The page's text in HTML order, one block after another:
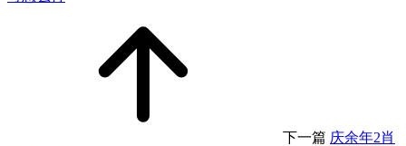
下一篇 庆余年2肖